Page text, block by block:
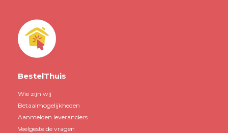
BestelThuis
Wie zijn wij
Betaalmogelijkheden
Aanmelden leveranciers
Veelgestelde vragen